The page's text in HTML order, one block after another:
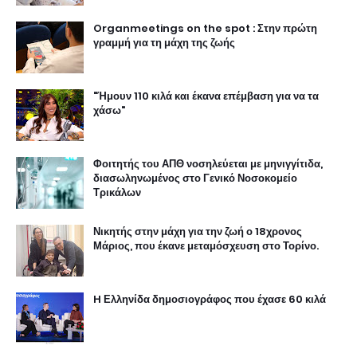
Organmeetings on the spot : Στην πρώτη
γραμμή για τη μάχη της ζωής
"Ήμουν 110 κιλά και έκανα επέμβαση για να τα
χάσω"
Φοιτητής του ΑΠΘ νοσηλεύεται με μηνιγγίτιδα,
διασωληνωμένος στο Γενικό Νοσοκομείο
Τρικάλων
Νικητής στην μάχη για την ζωή ο 18χρονος
Μάριος, που έκανε μεταμόσχευση στο Τορίνο.
H Ελληνίδα δημοσιογράφος που έχασε 60 κιλά